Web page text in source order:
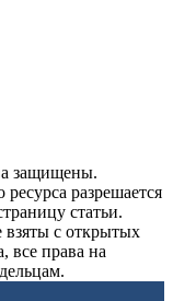
защищены.
разрешается
статьи.
взяты с открытых
все права на